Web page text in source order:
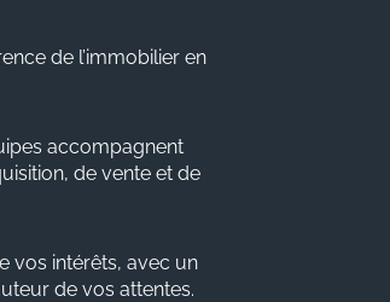
de l’immobilier en
accompagnent
de vente et de
vos intérêts, avec un
de vos attentes.